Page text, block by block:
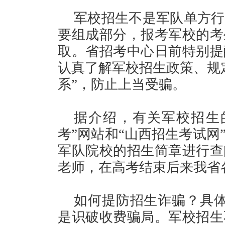
军校招生不是军队单方
要组成部分，报考军校的
取。省招考中心日前特别
认真了解军校招生政策、
系”，防止上当受骗。
据介绍，有关军校招
考”网站和“山西招生考试
军队院校的招生简章进行
老师，在高考结束后来我
如何提防招生诈骗？具
是识破收费骗局。军校招